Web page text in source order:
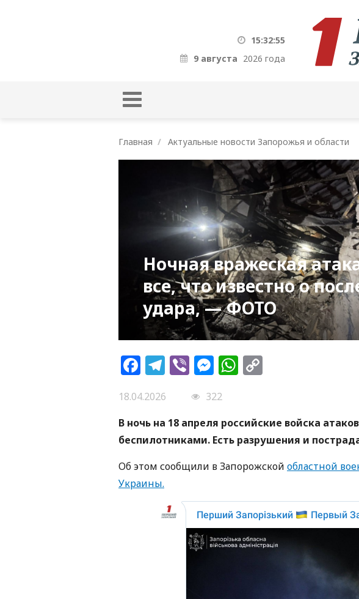
15:32:57
9 августа 2026 года
Главная Актуальные новости Запорожья и области
Ночная вражеская
все, что известно о
удара, — ФОТО
Facebook
Telegram
ViberMessenger
WhatsApp
18.04.2026
322
В ночь на 18 апреля российские войска
беспилотниками. Есть разрушения и
Об этом сообщили в Запорожской областной
Украины.